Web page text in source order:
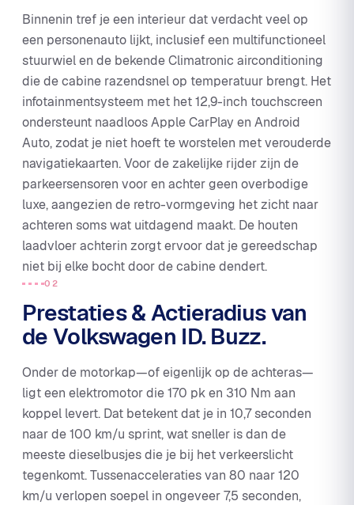
Binnenin tref je een interieur dat verdacht veel op
een personenauto lijkt, inclusief een multifunctioneel
stuurwiel en de bekende Climatronic airconditioning
die de cabine razendsnel op temperatuur brengt. Het
infotainmentsysteem met het 12,9-inch touchscreen
ondersteunt naadloos Apple CarPlay en Android
Auto, zodat je niet hoeft te worstelen met verouderde
navigatiekaarten. Voor de zakelijke rijder zijn de
parkeersensoren voor en achter geen overbodige
luxe, aangezien de retro-vormgeving het zicht naar
achteren soms wat uitdagend maakt. De houten
laadvloer achterin zorgt ervoor dat je gereedschap
niet bij elke bocht door de cabine dendert.
02
Prestaties & Actieradius van
de Volkswagen ID. Buzz.
Onder de motorkap—of eigenlijk op de achteras—
ligt een elektromotor die 170 pk en 310 Nm aan
koppel levert. Dat betekent dat je in 10,7 seconden
naar de 100 km/u sprint, wat sneller is dan de
meeste dieselbusjes die je bij het verkeerslicht
tegenkomt. Tussenacceleraties van 80 naar 120
km/u verlopen soepel in ongeveer 7,5 seconden,